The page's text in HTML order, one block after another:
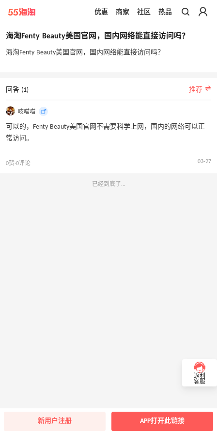
带你去官网买正品
优惠 商家 社区 热品
海淘Fenty Beauty美国官网，国内网络能直接访问吗？
海淘Fenty Beauty美国官网，国内网络能直接访问吗？
回答 (1) 推荐
吱喵喵
可以的，Fenty Beauty美国官网不需要科学上网，国内的网络可以正
常访问。
0赞·0评论 03-27
已经到底了...
返利
客服
新用户注册 APP打开此链接